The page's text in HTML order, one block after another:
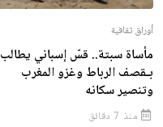
أوراق ثقافية
مأساة سبتة.. قسّ إسباني يطالب
بـقصف الرباط وغزو المغرب
وتنصير سكانه
منذ 7 دقائق